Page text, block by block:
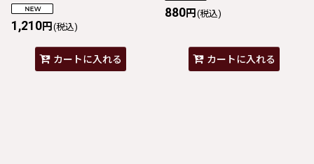
1,210円 (税込)
カートに入れる
880円 (税込)
カートに入れる